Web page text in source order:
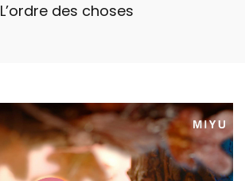
L’ordre des choses